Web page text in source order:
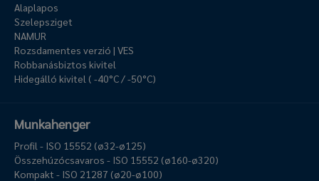
Alaplapos
Szelepsziget
NAMUR
Rozsdamentes verzió | VES
Robbanásbiztos kivitel
Hidegálló kivitel ( -40°C / -50°C)
Munkahenger
Profil - ISO 15552 (ø32-ø125)
Összehúzócsavaros - ISO 15552 (ø160-ø320)
Kompakt - ISO 21287 (ø20-ø100)